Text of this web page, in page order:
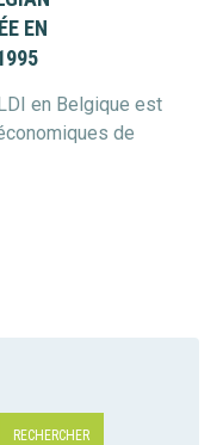
EN
en Belgique est
de
RECHERCHER